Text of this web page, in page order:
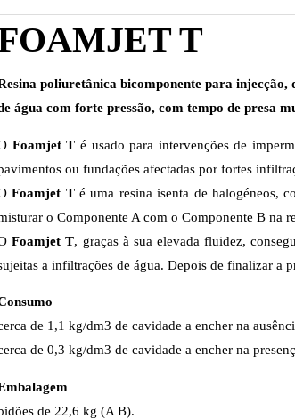
T
poliuretânica bicomponente para
água com forte pressão, com tempo de presa
Foamjet T é usado para intervenções de
ou fundações afectadas por fortes
Foamjet Té uma resina isenta de halogéneos,
o Componente A com o Componente B na
Foamjet T, graças à sua elevada fluidez,
a infiltrações de água. Depois de finalizar a
de 1,1 kg/dm3 de cavidade a encher na
de 0,3 kg/dm3 de cavidade a encher na
de 22,6 kg (A B).